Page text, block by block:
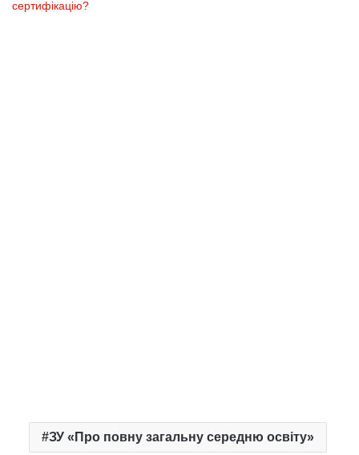
сертифікацію?
ЗУ «Про повну загальну середню освіту»